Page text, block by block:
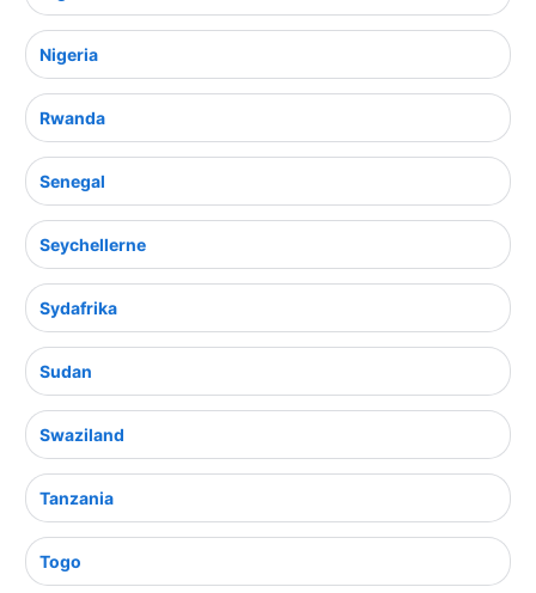
Nigeria
Rwanda
Senegal
Seychellerne
Sydafrika
Sudan
Swaziland
Tanzania
Togo